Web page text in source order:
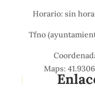
Horario: sin
Tfno
Maps: